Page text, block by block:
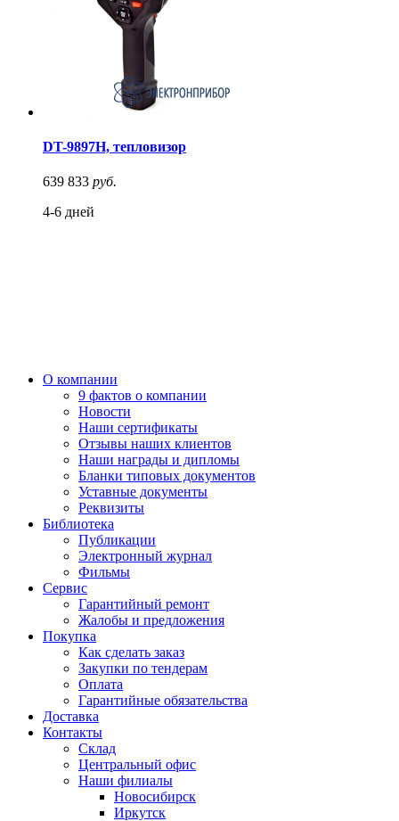
DT-9897H, тепловизор
639 833 руб.
4-6 дней
О компании
9 фактов о компании
Новости
Наши сертификаты
Отзывы наших клиентов
Наши награды и дипломы
Бланки типовых документов
Уставные документы
Реквизиты
Библиотека
Публикации
Электронный журнал
Фильмы
Сервис
Гарантийный ремонт
Жалобы и предложения
Покупка
Как сделать заказ
Закупки по тендерам
Оплата
Гарантийные обязательства
Доставка
Контакты
Склад
Центральный офис
Наши филиалы
Новосибирск
Иркутск